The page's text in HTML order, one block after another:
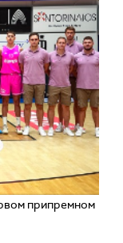
припремном